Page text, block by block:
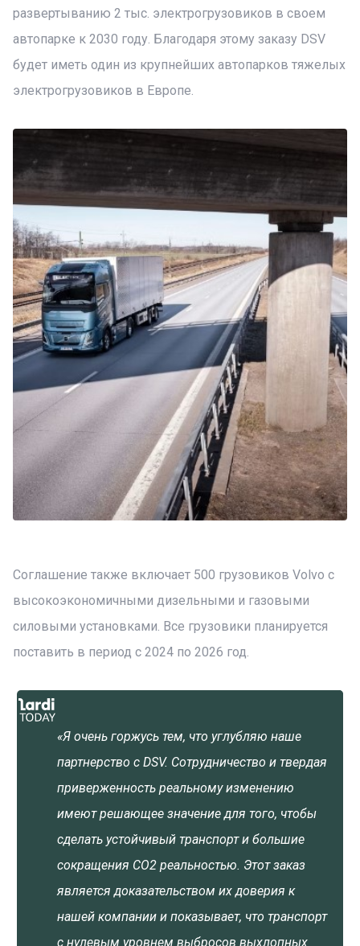
развертыванию 2 тыс. электрогрузовиков в своем
автопарке к 2030 году. Благодаря этому заказу DSV
будет иметь один из крупнейших автопарков тяжелых
электрогрузовиков в Европе.
Соглашение также включает 500 грузовиков Volvo с
высокоэкономичными дизельными и газовыми
силовыми установками. Все грузовики планируется
поставить в период с 2024 по 2026 год.
«Я очень горжусь тем, что углубляю наше
партнерство с DSV. Сотрудничество и твердая
приверженность реальному изменению
имеют решающее значение для того, чтобы
сделать устойчивый транспорт и большие
сокращения CO2 реальностью. Этот заказ
является доказательством их доверия к
нашей компании и показывает, что транспорт
с нулевым уровнем выбросов выхлопных